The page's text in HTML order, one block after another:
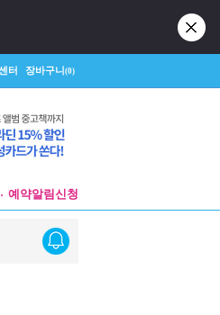
터 장바구니(0)
예약알림신청